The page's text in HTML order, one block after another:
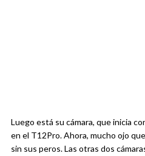
Luego está su cámara, que inicia
en el T12Pro. Ahora, mucho ojo
sin sus peros. Las otras dos